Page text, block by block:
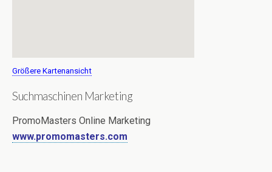
Größere Kartenansicht
Suchmaschinen Marketing
PromoMasters Online Marketing
www.promomasters.com